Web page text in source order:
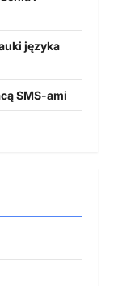
języka
SMS-ami